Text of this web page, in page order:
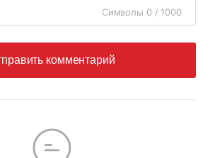
Символы 0 / 1000
комментарий